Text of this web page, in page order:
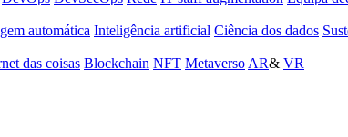
automática Inteligência artificial Ciência dos dados
das coisas Blockchain NFT Metaverso AR& VR